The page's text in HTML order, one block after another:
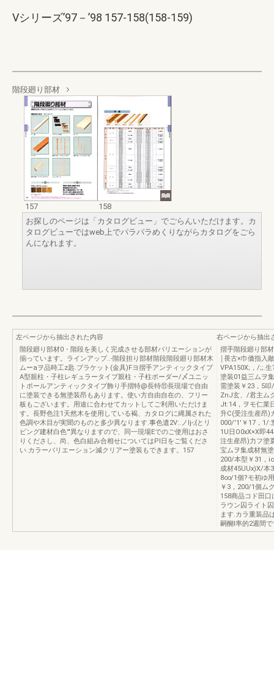
Vシリーズ’97－’98 157-158(158-159)
階段廻り部材
157
158
お探しのページは「カタログビュー」でごらんいただけます。カ
タログビューではweb上でパラパラめくりながらカタログをごら
んになれます。
左ページから抽出された内容
階段廻り部材0・階段を美しく完成させる部材バリエーションが
揃っています。ラインアップ..-階段担り部材階段階段廻り部材木
ムーaヲ品時工z匙.ブラケット(金具)Fヨ摺手アンティックタイプ
A型親柱・子柱レギュラータイプ親柱・子柱ボーダー/〆ユニッ
トポールアンティックタイプ飾り手摺特@長特⑪長現場で自由
に塗装できる無塗装昂もあります。使い方自由自在の、フリー
板もございます。用途に合わせてカットしてご利用いただけま
す。長野色注1天然木を使用している褐、カタログに縄属された
色調や木目が実聞のものと多少異なります.事色遣2V:.ノIj-;{とリ
ビング建材白色'"異なりますので、同一現場Eでのご使用はおさ
りくださし、尚、色白組み合相せについてはPI日をご覧くださ
い.カラーバリエーション減クリアー塗装もできます。157
右ページから抽出
摺手階段廻り部
￨畏古×巾価指入
VPA150X;，/;;.
塗装01益三ムヲ
需塗装￥23，5
ZnJ玄、/君主ム
Jt:14，ヲモ仁業
升C(受注生産昂)
000/'1'￥17，1/:
1U日O0xX×X即
注生産昂)力フ
宝ムヲ集成材無
200/本型￥31，
成材45UUx)X/本
8∞/1個?モ初ゆ
￥3，200/1個ム
158商品コド田
ラウン囚ライト
ます.カラ重装品
嗣醐l率的2週間